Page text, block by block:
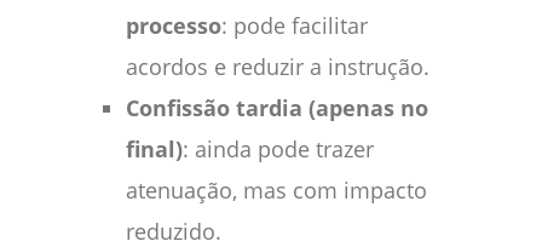
processo: pode facilitar
acordos e reduzir a instrução.
Confissão tardia (apenas no
final): ainda pode trazer
atenuação, mas com impacto
reduzido.